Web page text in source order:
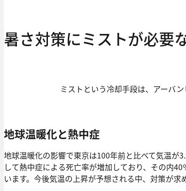
暑さ対策にミストが必要
ミストという冷却手段は、アーバ
地球温暖化と熱中症
地球温暖化の影響で東京は100年前と比べて気温が
して熱中症による死亡率が増加しており、その内
います。今後気温の上昇が予想される中、対策が求